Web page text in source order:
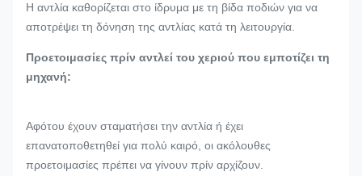
Η αντλία καθορίζεται στο ίδρυμα με τη βίδα ποδιών για να
αποτρέψει τη δόνηση της αντλίας κατά τη λειτουργία.
Προετοιμασίες πρίν αντλεί του χεριού που εμποτίζει τη
μηχανή:
Αφότου έχουν σταματήσει την αντλία ή έχει
επανατοποθετηθεί για πολύ καιρό, οι ακόλουθες
προετοιμασίες πρέπει να γίνουν πρίν αρχίζουν.